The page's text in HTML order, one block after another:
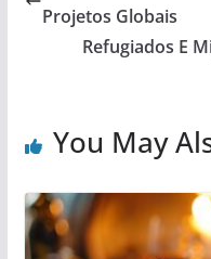
Projetos Globais
Refugiados E
You May